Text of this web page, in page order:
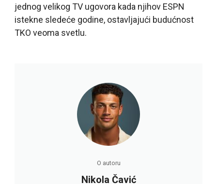
jednog velikog TV ugovora kada njihov ESPN
istekne sledeće godine, ostavljajući budućnost
TKO veoma svetlu.
O autoru
Nikola Čavić